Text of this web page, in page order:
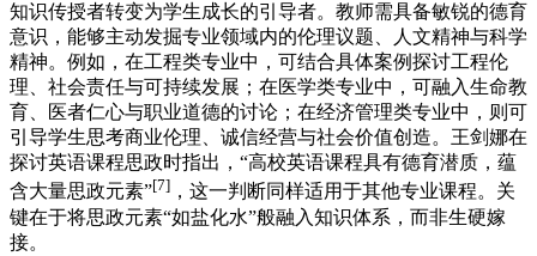
知识传授者转变为学生成长的引导者。教师需具备敏锐的德育
意识，能够主动发掘专业领域内的伦理议题、人文精神与科学
精神。例如，在工程类专业中，可结合具体案例探讨工程伦
理、社会责任与可持续发展；在医学类专业中，可融入生命教
育、医者仁心与职业道德的讨论；在经济管理类专业中，则可
引导学生思考商业伦理、诚信经营与社会价值创造。王剑娜在
探讨英语课程思政时指出，“高校英语课程具有德育潜质，蕴
含大量思政元素”[7] ，这一判断同样适用于其他专业课程。关
键在于将思政元素“如盐化水”般融入知识体系，而非生硬嫁
接。